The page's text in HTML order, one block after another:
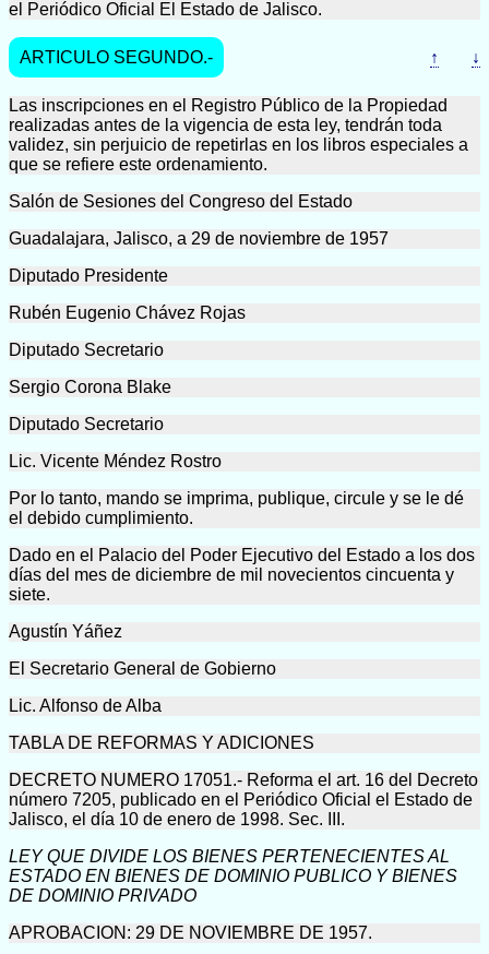
el Periódico Oficial El Estado de Jalisco.
ARTICULO SEGUNDO.- ↑ ↓
Las inscripciones en el Registro Público de la Propiedad
realizadas antes de la vigencia de esta ley, tendrán toda
validez, sin perjuicio de repetirlas en los libros especiales a
que se refiere este ordenamiento.
Salón de Sesiones del Congreso del Estado
Guadalajara, Jalisco, a 29 de noviembre de 1957
Diputado Presidente
Rubén Eugenio Chávez Rojas
Diputado Secretario
Sergio Corona Blake
Diputado Secretario
Lic. Vicente Méndez Rostro
Por lo tanto, mando se imprima, publique, circule y se le dé
el debido cumplimiento.
Dado en el Palacio del Poder Ejecutivo del Estado a los dos
días del mes de diciembre de mil novecientos cincuenta y
siete.
Agustín Yáñez
El Secretario General de Gobierno
Lic. Alfonso de Alba
TABLA DE REFORMAS Y ADICIONES
DECRETO NUMERO 17051.- Reforma el art. 16 del Decreto
número 7205, publicado en el Periódico Oficial el Estado de
Jalisco, el día 10 de enero de 1998. Sec. III.
LEY QUE DIVIDE LOS BIENES PERTENECIENTES AL
ESTADO EN BIENES DE DOMINIO PUBLICO Y BIENES
DE DOMINIO PRIVADO
APROBACION: 29 DE NOVIEMBRE DE 1957.